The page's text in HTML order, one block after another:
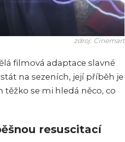
zdroj: Cinemart
filmová adaptace slavné
na sezeních, její příběh je
těžko se mi hledá něco, co
resuscitací